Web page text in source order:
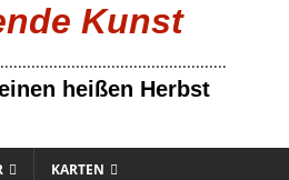
Kunst
heißen Herbst
KARTEN